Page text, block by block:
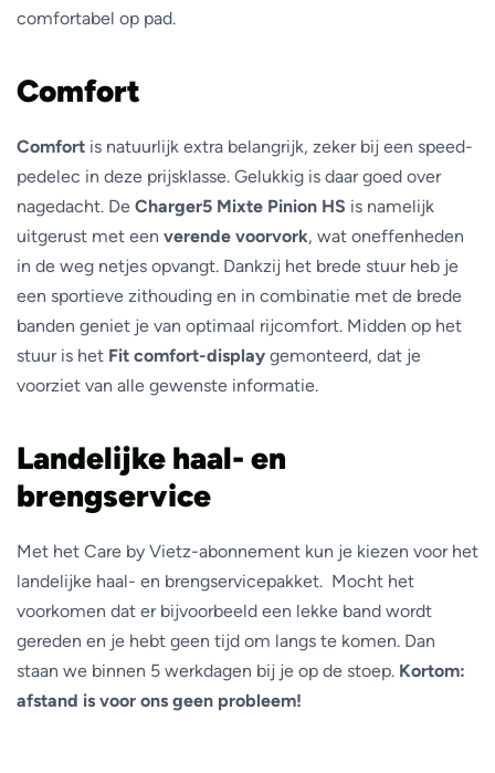
comfortabel op pad.
Comfort
Comfort is natuurlijk extra belangrijk, zeker bij een speed-
pedelec in deze prijsklasse. Gelukkig is daar goed over
nagedacht. De Charger5 Mixte Pinion HS is namelijk
uitgerust met een verende voorvork, wat oneffenheden
in de weg netjes opvangt. Dankzij het brede stuur heb je
een sportieve zithouding en in combinatie met de brede
banden geniet je van optimaal rijcomfort. Midden op het
stuur is het Fit comfort-display gemonteerd, dat je
voorziet van alle gewenste informatie.
Landelijke haal- en
brengservice
Met het Care by Vietz-abonnement kun je kiezen voor het
landelijke haal- en brengservicepakket. Mocht het
voorkomen dat er bijvoorbeeld een lekke band wordt
gereden en je hebt geen tijd om langs te komen. Dan
staan we binnen 5 werkdagen bij je op de stoep. Kortom:
afstand is voor ons geen probleem!